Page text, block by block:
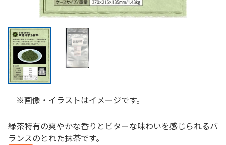
※画像・イラストはイメージです。
緑茶特有の爽やかな香りとビターな味わいを感じられるバ
ランスのとれた抹茶です。